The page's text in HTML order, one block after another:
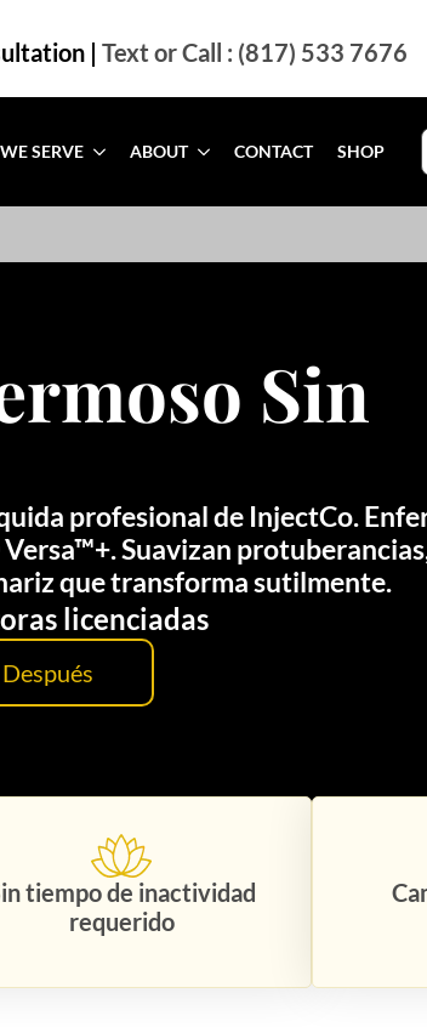
| Text or Call : (817) 533 7676
SERVE ABOUT CONTACT SHOP
Sin
profesional de InjectCo.
Suavizan
que transforma sutilmente.
licenciadas
tiempo de inactividad
requerido